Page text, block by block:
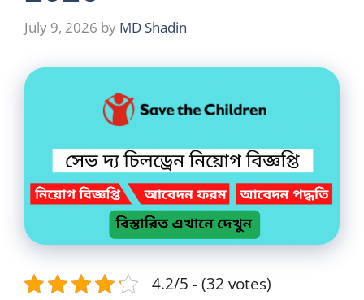
July 9, 2026 by MD Shadin
4.2/5 - (32 votes)